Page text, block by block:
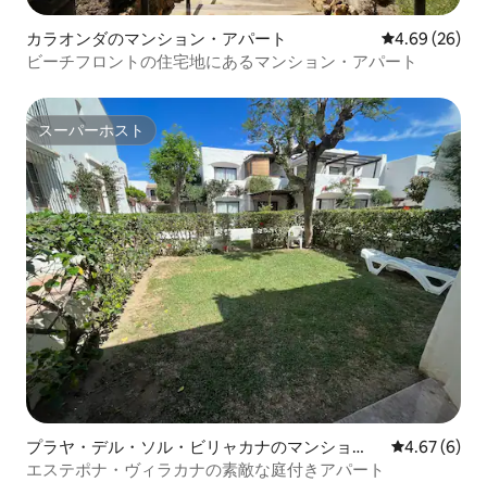
カラオンダのマンション・アパート レビュー26
4.69 (26)
ビーチフロントの住宅地にあるマンション・アパート
スーパーホスト
スーパーホスト
プラヤ・デル・ソル・ビリャカナのマンショ
ン・アパート
レビュー6
4.67 (6)
エステポナ・ヴィラカナの素敵な庭付きアパート